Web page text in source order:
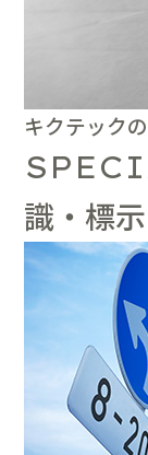
キクテック
識・標